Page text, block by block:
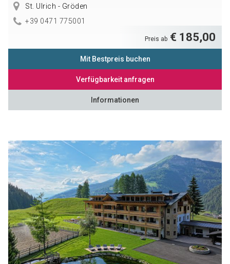
St. Ulrich - Gröden
+39 0471 775001
Preis ab € 185,00
Mit Bestpreis buchen
Verfügbarkeit anfragen
Informationen